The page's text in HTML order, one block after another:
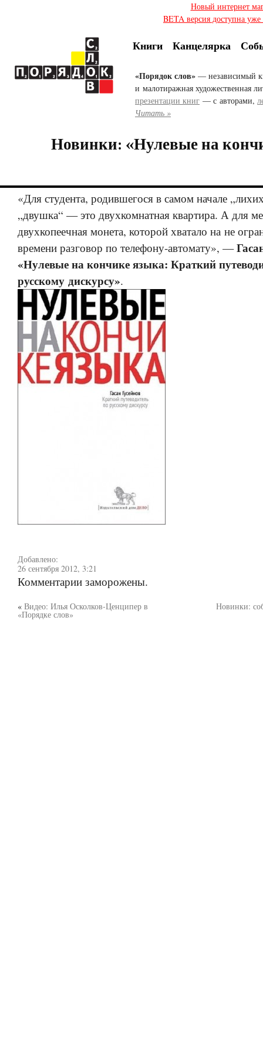
Новый интернет
BETA версия доступна
Книги Канцелярка
«Порядок слов» — независимый
и малотиражная художественная
презентации книг — с авторами,
Читать »
Новинки: «Нулевые на
«Для студента, родившегося в самом начале
„двушка“ — это двухкомнатная квартира. А для
двухкопеечная монета, которой хватало на не
времени разговор по телефону-автомату», —
«Нулевые на кончике языка: Краткий
русскому дискурсу».
Добавлено:
26 сентября 2012, 3:21
Комментарии заморожены.
« Видео: Илья Осколков-Ценципер в
«Порядке слов»
Новинки: